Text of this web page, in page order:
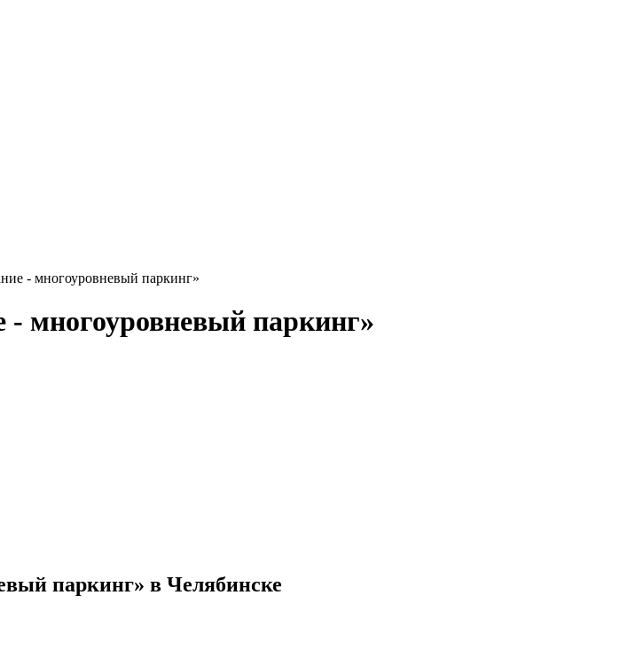
- многоуровневый паркинг»
- многоуровневый паркинг»
паркинг» в Челябинске